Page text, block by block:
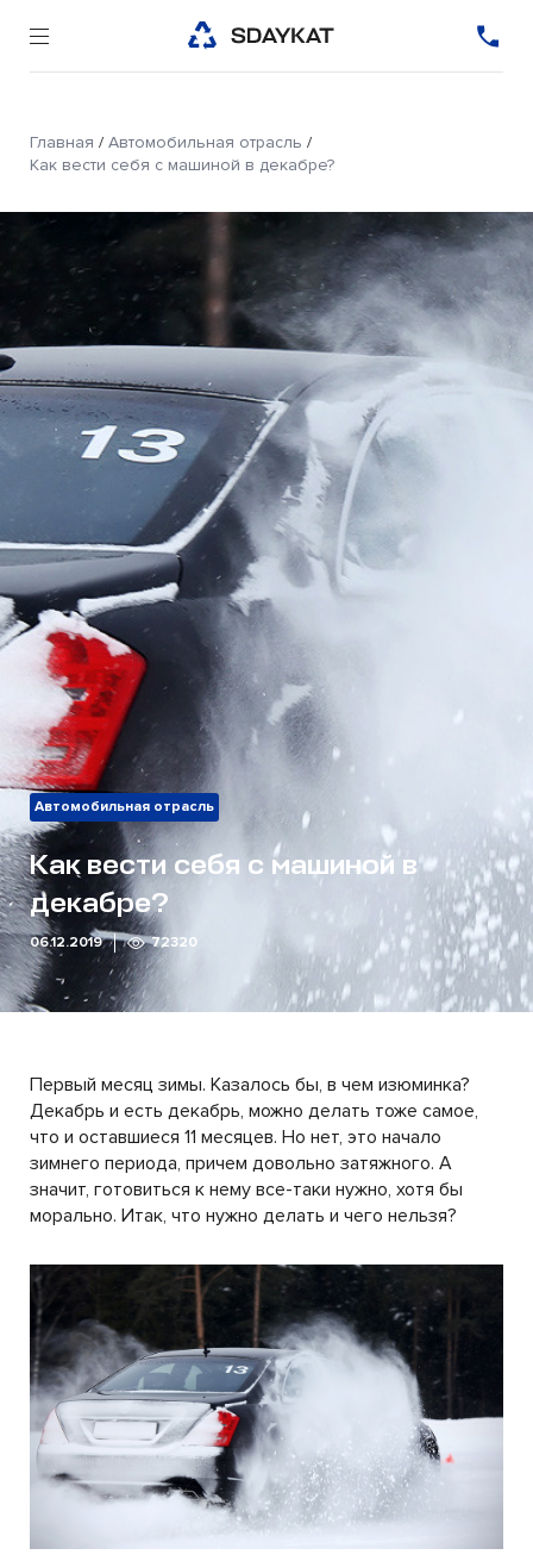
Главная / Автомобильная отрасль /
Как вести себя с машиной в декабре?
Автомобильная отрасль
Как вести себя с машиной в
декабре?
06.12.2019 72320
Первый месяц зимы. Казалось бы, в чем изюминка?
Декабрь и есть декабрь, можно делать тоже самое,
что и оставшиеся 11 месяцев. Но нет, это начало
зимнего периода, причем довольно затяжного. А
значит, готовиться к нему все-таки нужно, хотя бы
морально. Итак, что нужно делать и чего нельзя?